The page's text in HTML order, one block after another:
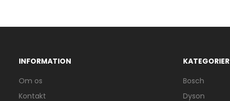
INFORMATION
Om os
Kontakt
KATEGORIER
Bosch
Dyson